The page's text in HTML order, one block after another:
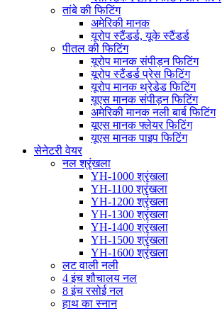
तांबे की फिटिंग
अमेरिकी मानक
यूरोप स्टैंडर्ड, यूके स्टैंडर्ड
पीतल की फिटिंग
यूरोप मानक संपीड़न फिटिंग
यूरोप स्टैंडर्ड प्रेस फिटिंग
यूरोप मानक थ्रेडेड फिटिंग
यूएस मानक संपीड़न फिटिंग
अमेरिकी मानक नली बार्ब फिटिंग
यूएस मानक फ्लेयर फिटिंग
यूएस मानक पाइप फिटिंग
सेनेटरी वेयर
नल श्रृंखला
YH-1000 श्रृंखला
YH-1100 श्रृंखला
YH-1200 श्रृंखला
YH-1300 श्रृंखला
YH-1400 श्रृंखला
YH-1500 श्रृंखला
YH-1600 श्रृंखला
लट वाली नली
4 इंच शौचालय नल
8 इंच रसोई नल
हाथ का स्नान